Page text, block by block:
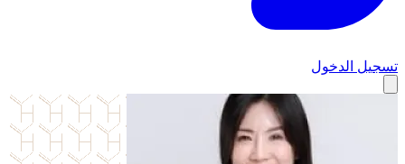
تسجيل الدخول